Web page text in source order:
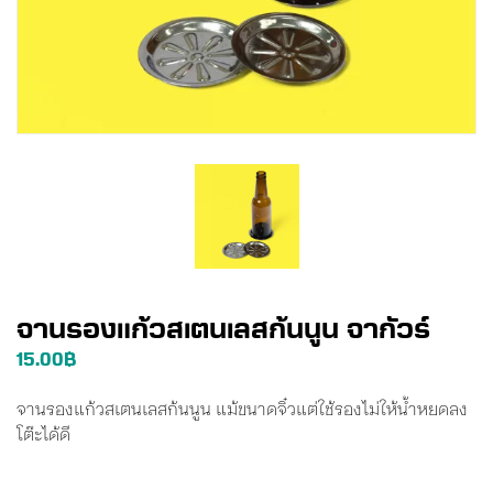
จานรองแก้วสเตนเลสก้นนูน จากัวร์
15.00฿
จานรองแก้วสเตนเลสก้นนูน แม้ขนาดจิ๋วแต่ใช้รองไม่ให้น้ำหยดลง
โต๊ะได้ดี